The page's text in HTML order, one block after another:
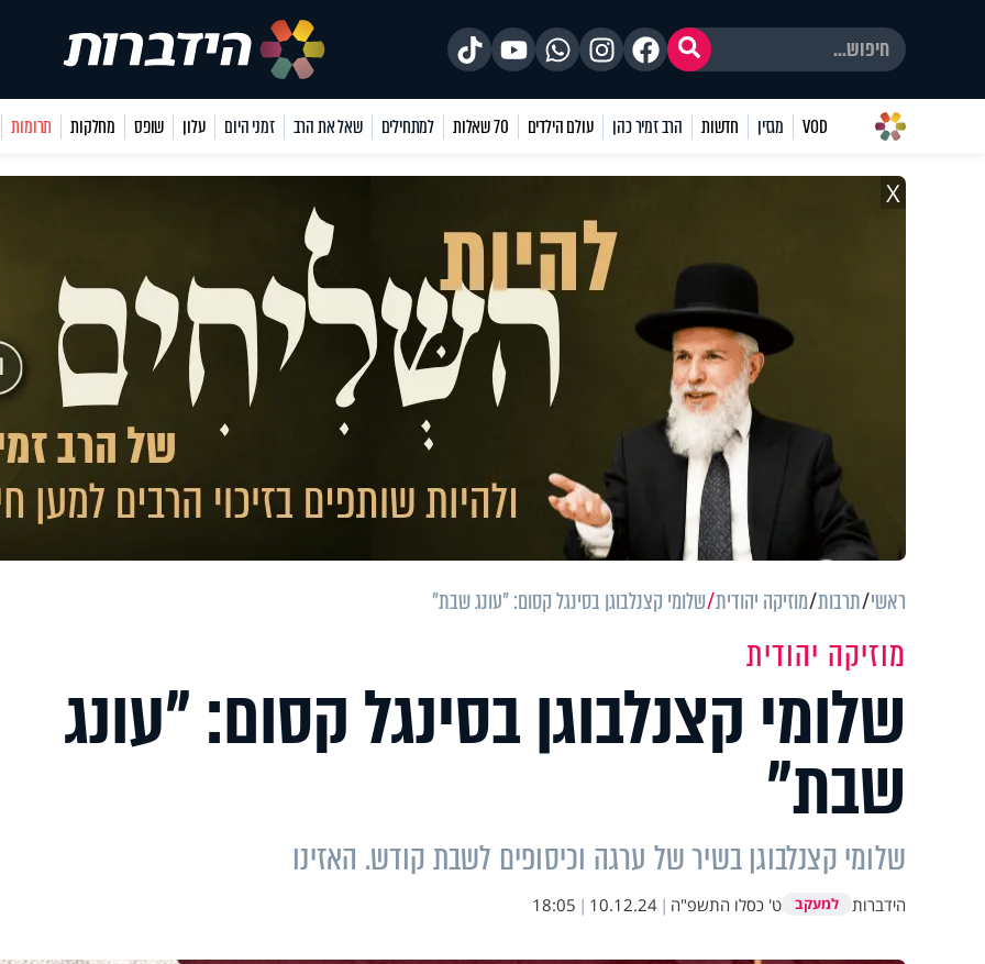
VOD מגזין חדשות הרב זמיר כהן עולם הילדים 70 שאלות למתחילים שאל את הרב זמני היום עלון שופס מחלקות תרומות
X
ראשי תרבות מוזיקה יהודית שלומי קצנלבוגן בסינגל קסום: "עונג שבת"
מוזיקה יהודית
שלומי קצנלבוגן בסינגל קסום: "עונג
שבת"
שלומי קצנלבוגן בשיר של ערגה וכיסופים לשבת קודש. האזינו
הידברות למעקב ט' כסלו התשפ"ה |
10.12.24
|
18:05